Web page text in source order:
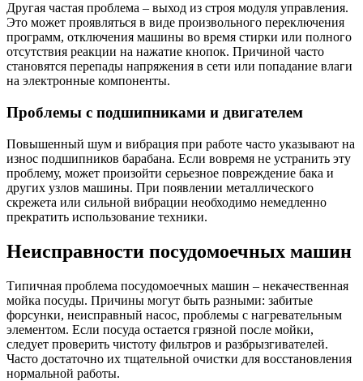
Другая частая проблема – выход из строя модуля управления.
Это может проявляться в виде произвольного переключения
программ, отключения машины во время стирки или полного
отсутствия реакции на нажатие кнопок. Причиной часто
становятся перепады напряжения в сети или попадание влаги
на электронные компоненты.
Проблемы с подшипниками и двигателем
Повышенный шум и вибрация при работе часто указывают на
износ подшипников барабана. Если вовремя не устранить эту
проблему, может произойти серьезное повреждение бака и
других узлов машины. При появлении металлического
скрежета или сильной вибрации необходимо немедленно
прекратить использование техники.
Неисправности посудомоечных машин
Типичная проблема посудомоечных машин – некачественная
мойка посуды. Причины могут быть разными: забитые
форсунки, неисправный насос, проблемы с нагревательным
элементом. Если посуда остается грязной после мойки,
следует проверить чистоту фильтров и разбрызгивателей.
Часто достаточно их тщательной очистки для восстановления
нормальной работы.